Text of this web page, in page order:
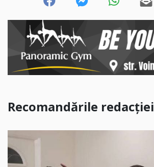
Recomandările redacției